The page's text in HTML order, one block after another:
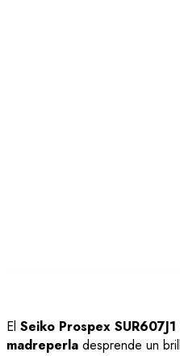
El Seiko Prospex SUR607J1
madreperla desprende un